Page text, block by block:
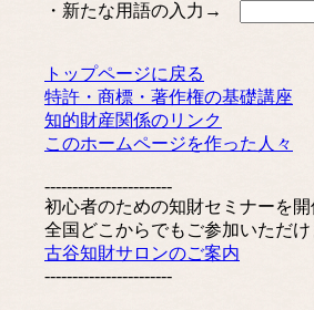
・新たな用語の入力→
トップページに戻る
特許・商標・著作権の基礎講座
知的財産関係のリンク
このホームページを作った人々
-----------------------
初心者のための知財セミナーを開
全国どこからでもご参加いただけ
古谷知財サロンのご案内
-----------------------